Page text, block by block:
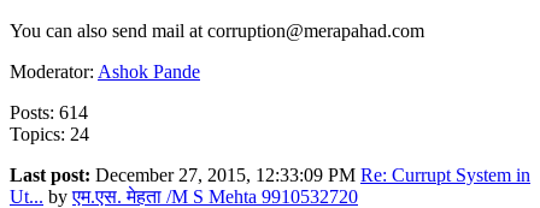
You can also send mail at corruption@merapahad.com
Moderator: Ashok Pande
Posts: 614
Topics: 24
Last post: December 27, 2015, 12:33:09 PM Re: Currupt System in
Ut... byएम.एस. मेहता /M S Mehta 9910532720